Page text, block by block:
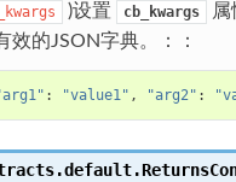
)设置 cb_kwargs
效的JSON字典。：：
: "value1" , "arg2" :